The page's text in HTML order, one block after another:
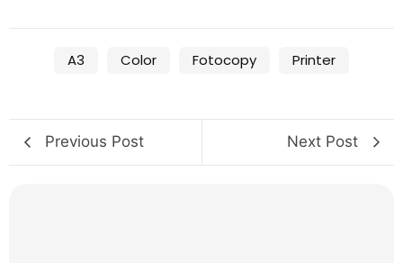
A3 Color Fotocopy Printer
Previous Post Next Post